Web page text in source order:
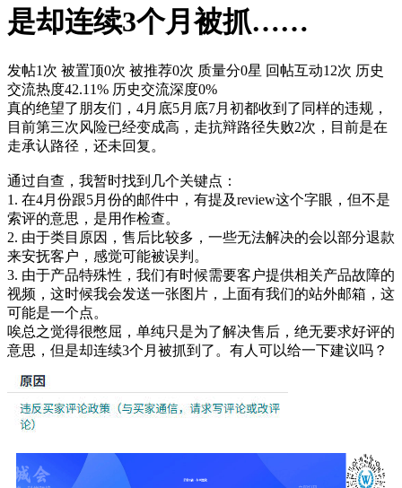
是却连续3个月被抓……
发帖1次 被置顶0次 被推荐0次 质量分0星 回帖互动12次 历史
交流热度42.11% 历史交流深度0%
真的绝望了朋友们，4月底5月底7月初都收到了同样的违规，
目前第三次风险已经变成高，走抗辩路径失败2次，目前是在
走承认路径，还未回复。
通过自查，我暂时找到几个关键点：
1. 在4月份跟5月份的邮件中，有提及review这个字眼，但不是
索评的意思，是用作检查。
2. 由于类目原因，售后比较多，一些无法解决的会以部分退款
来安抚客户，感觉可能被误判。
3. 由于产品特殊性，我们有时候需要客户提供相关产品故障的
视频，这时候我会发送一张图片，上面有我们的站外邮箱，这
可能是一个点。
唉总之觉得很憋屈，单纯只是为了解决售后，绝无要求好评的
意思，但是却连续3个月被抓到了。有人可以给一下建议吗？